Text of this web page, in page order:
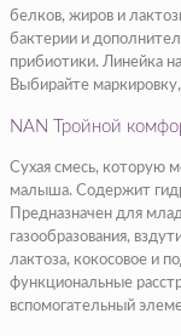
белков, жиров и
бактерии и
прибиотики. Линейка
Выбирайте маркировку,
NAN Тройной
Сухая смесь, которую
малыша. Содержит
Предназначен для
газообразования,
лактоза, кокосовое и
функциональные
вспомогательный